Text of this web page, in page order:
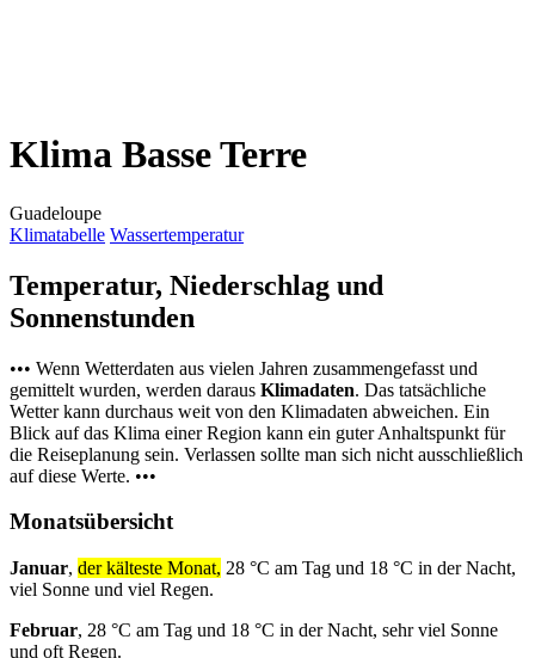
Klima Basse Terre
Guadeloupe
Klimatabelle Wassertemperatur
Temperatur, Niederschlag und
Sonnenstunden
••• Wenn Wetterdaten aus vielen Jahren zusammengefasst und
gemittelt wurden, werden daraus Klimadaten. Das tatsächliche
Wetter kann durchaus weit von den Klimadaten abweichen. Ein
Blick auf das Klima einer Region kann ein guter Anhaltspunkt für
die Reiseplanung sein. Verlassen sollte man sich nicht ausschließlich
auf diese Werte. •••
Monatsübersicht
Januar, der kälteste Monat, 28 °C am Tag und 18 °C in der Nacht,
viel Sonne und viel Regen.
Februar, 28 °C am Tag und 18 °C in der Nacht, sehr viel Sonne
und oft Regen.